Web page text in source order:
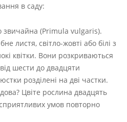
в саду:
звичайна (Primula vulgaris).
листя, світло-жовті або білі з
квітки. Вони розкриваються
шести до двадцяти
розділені на дві частки.
Цвіте рослина двадцять
умов повторно